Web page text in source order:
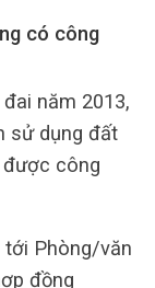
có công
năm 2013,
sử dụng đất
được công
tới Phòng/văn
đồng